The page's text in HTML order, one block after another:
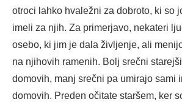
otroci lahko hvaležni za dobroto, ki so
imeli za njih. Za primerjavo, nekateri
osebo, ki jim je dala življenje, ali
na njihovih ramenih. Bolj srečni
domovih, manj srečni pa umirajo sami
domovih. Preden očitate staršem, ker